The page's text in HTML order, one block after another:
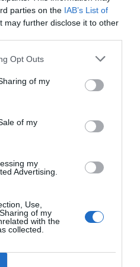
parties on the IAB’s List of
may further disclose it to other
Opt Outs
of my
of my
my
Advertising.
Use,
of my
with the
collected.
diagnóstica uniforme
e Interoperable
que integra
a ella, el conocimiento
se utilizan de forma
una persona atendida en
a la misma capacidad
de seguridad clínica”,
director general de Salud
Digital,
del paciente
recorre un camino